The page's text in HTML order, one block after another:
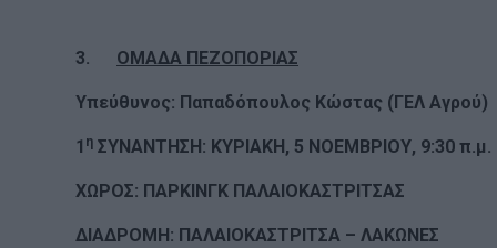
3. ΟΜΑΔΑ ΠΕΖΟΠΟΡΙΑΣ
Υπεύθυνος: Παπαδόπουλος Κώστας (ΓΕΛ Αγρού)
1 η ΣΥΝΑΝΤΗΣΗ: ΚΥΡΙΑΚΗ, 5 ΝΟΕΜΒΡΙΟΥ, 9:30 π.μ.
ΧΩΡΟΣ: ΠΑΡΚΙΝΓΚ ΠΑΛΑΙΟΚΑΣΤΡΙΤΣΑΣ
ΔΙΑΔΡΟΜΗ: ΠΑΛΑΙΟΚΑΣΤΡΙΤΣΑ – ΛΑΚΩΝΕΣ